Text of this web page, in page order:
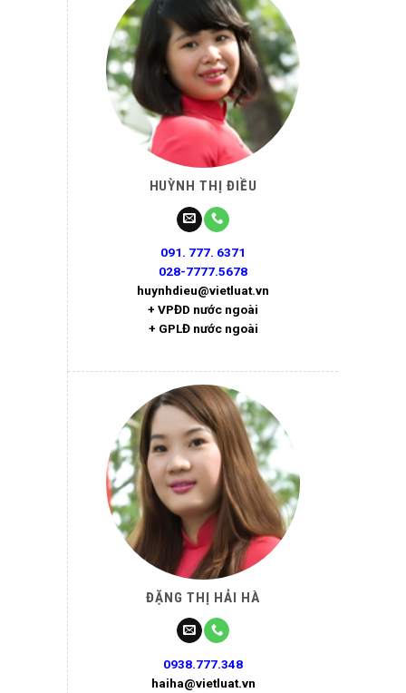
HUỲNH THỊ ĐIỀU
091. 777. 6371
028-7777.5678
huynhdieu@vietluat.vn
+ VPĐD nước ngoài
+ GPLĐ nước ngoài
ĐẶNG THỊ HẢI HÀ
0938.777.348
haiha@vietluat.vn